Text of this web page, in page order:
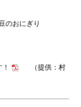
のおにぎり
（提供：村